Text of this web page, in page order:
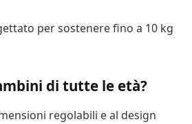
per sostenere fino a 10 kg
di tutte le età?
regolabili e al design